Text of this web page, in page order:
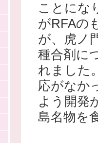
ことにな
がRFAの
が、虎ノ
種合剤に
れました
応がなか
よう開発
島名物を